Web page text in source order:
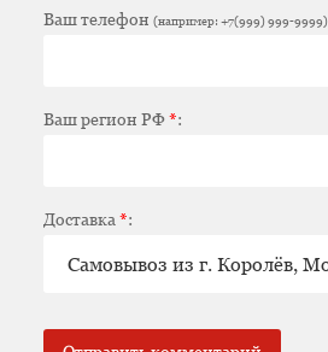
Ваш телефон (например: +7(999) 999-9999)
Ваш регион РФ*:
Доставка *: